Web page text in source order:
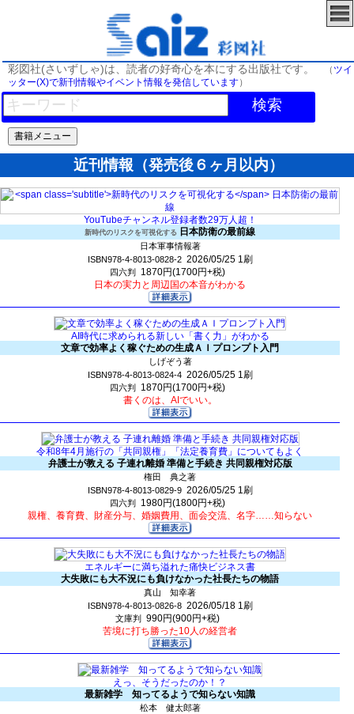
彩図社(さいずしゃ)は、読者の好奇心を本にする出版社です。 （ ツイ
ッター(X)で新刊情報やイベント情報を発信しています）
検索
近刊情報（発売後６ヶ月以内）
YouTubeチャンネル登録者数29万人超！
新時代のリスクを可視化する 日本防衛の最前線
日本軍事情報著
ISBN978-4-8013-0828-2 2026/05/25 1刷
四六判
1870円(1700円+税)
日本の実力と周辺国の本音がわかる
AI時代に求められる新しい「書く力」がわかる
文章で効率よく稼ぐための生成ＡＩプロンプト入門
しげぞう著
ISBN978-4-8013-0824-4 2026/05/25 1刷
四六判
1870円(1700円+税)
書くのは、AIでいい。
令和8年4月施行の「共同親権」「法定養育費」についてもよく
弁護士が教える 子連れ離婚 準備と手続き 共同親権対応版
権田 典之著
ISBN978-4-8013-0829-9 2026/05/25 1刷
四六判
1980円(1800円+税)
親権、養育費、財産分与、婚姻費用、面会交流、名字……知らない
エネルギーに満ち溢れた痛快ビジネス書
大失敗にも大不況にも負けなかった社長たちの物語
真山 知幸著
ISBN978-4-8013-0826-8 2026/05/18 1刷
文庫判
990円(900円+税)
苦境に打ち勝った10人の経営者
えっ、そうだったのか！？
最新雑学 知ってるようで知らない知識
松本 健太郎著